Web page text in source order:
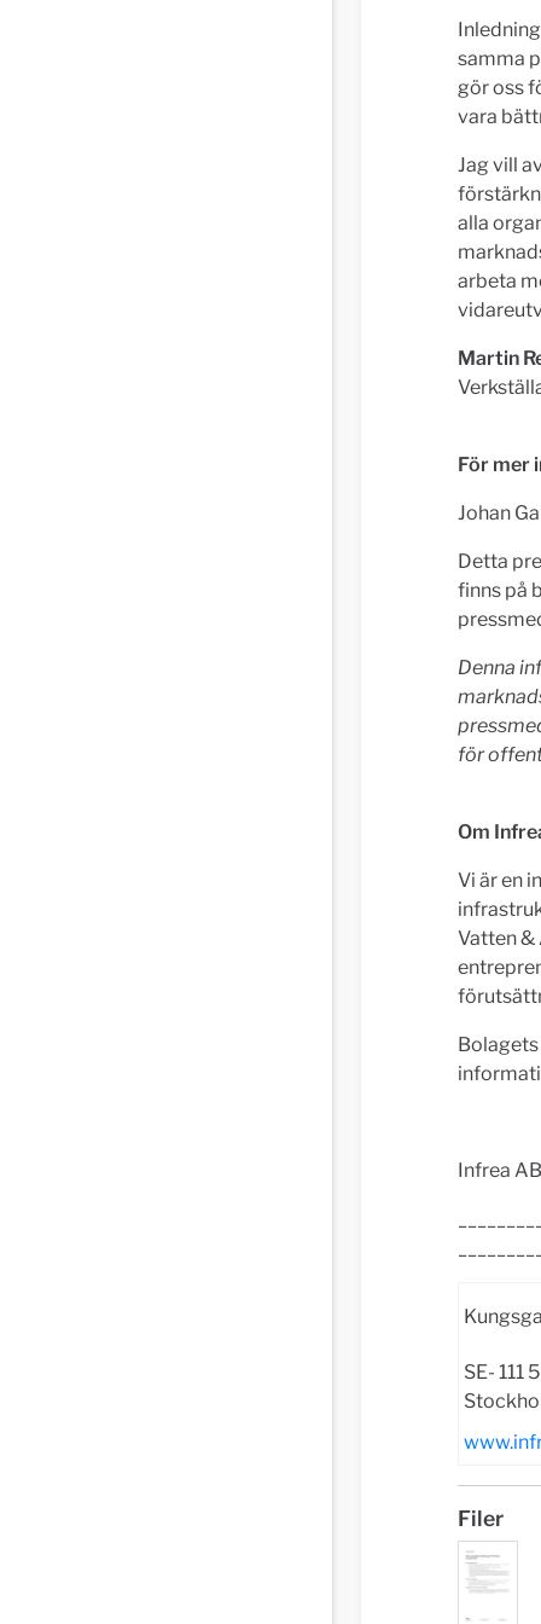
samma
gör oss
vara
Jag vill
alla
arbeta
Martin
För mer
Johan
Detta
finns på
Denna
för
Om
Vi är en
Vatten &
Infrea AB
SE- 111
Filer